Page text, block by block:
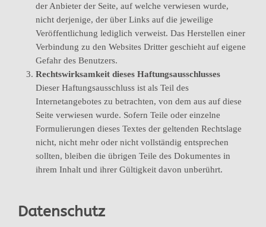
der Anbieter der Seite, auf welche verwiesen wurde,
nicht derjenige, der über Links auf die jeweilige
Veröffentlichung lediglich verweist. Das Herstellen einer
Verbindung zu den Websites Dritter geschieht auf eigene
Gefahr des Benutzers.
Rechtswirksamkeit dieses Haftungsausschlusses
Dieser Haftungsausschluss ist als Teil des
Internetangebotes zu betrachten, von dem aus auf diese
Seite verwiesen wurde. Sofern Teile oder einzelne
Formulierungen dieses Textes der geltenden Rechtslage
nicht, nicht mehr oder nicht vollständig entsprechen
sollten, bleiben die übrigen Teile des Dokumentes in
ihrem Inhalt und ihrer Gültigkeit davon unberührt.
Datenschutz